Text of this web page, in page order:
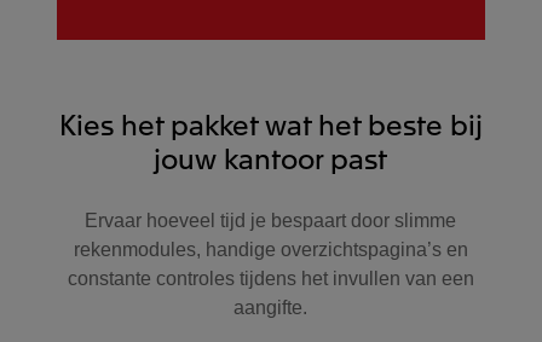
Kies het pakket wat het beste bij
jouw kantoor past
Ervaar hoeveel tijd je bespaart door slimme
rekenmodules, handige overzichtspagina’s en
constante controles tijdens het invullen van een
aangifte.